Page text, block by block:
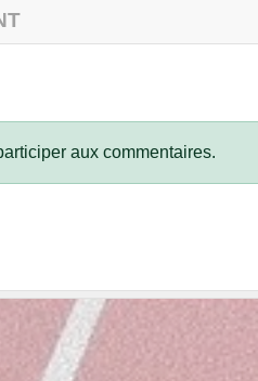
aux commentaires.